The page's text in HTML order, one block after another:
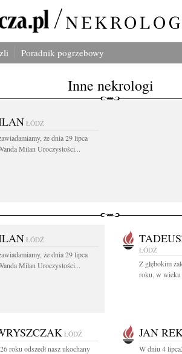
Poradnik pogrzebowy
Inne nekrologi
ŁÓDŹ
że dnia 29 lipca
Milan Uroczystości...
ŁÓDŹ
że dnia 29 lipca
Milan Uroczystości...
ŁÓDŹ
Z głębokim
roku, w wieku
ŁÓDŹ
roku odszedł nasz ukochany
JAN
W dniu 4